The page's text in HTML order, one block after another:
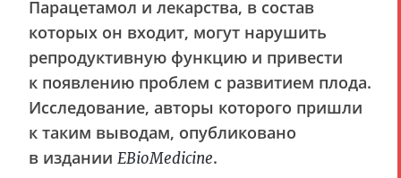
Парацетамол и лекарства, в состав
которых он входит, могут нарушить
репродуктивную функцию и привести
к появлению проблем с развитием плода.
Исследование, авторы которого пришли
к таким выводам, опубликовано
в издании EBioMedicine.